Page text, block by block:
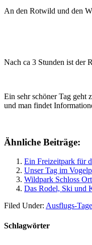
An den Rotwild und den
Nach ca 3 Stunden ist der
Ein sehr schöner Tag geht
und man findet
Ähnliche Beiträge:
Ein Freizeitpark für
Unser Tag im
Wildpark Schloss
Das Rodel, Ski und
Filed Under: Ausflugs-
Schlagwörter